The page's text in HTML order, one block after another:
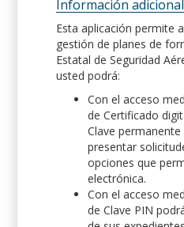
Información adicional
Esta aplicación permite
gestión de planes de
Estatal de Seguridad
usted podrá:
Con el acceso
de Certificado
Clave
presentar
opciones que
electrónica.
Con el acceso
de Clave PIN